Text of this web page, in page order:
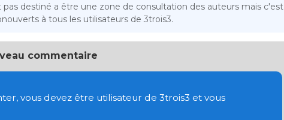
pas destiné a être une zone de consultation des auteurs mais c'est
à tous les utilisateurs de 3trois3.
commentaire
vous devez être utilisateur de 3trois3 et vous